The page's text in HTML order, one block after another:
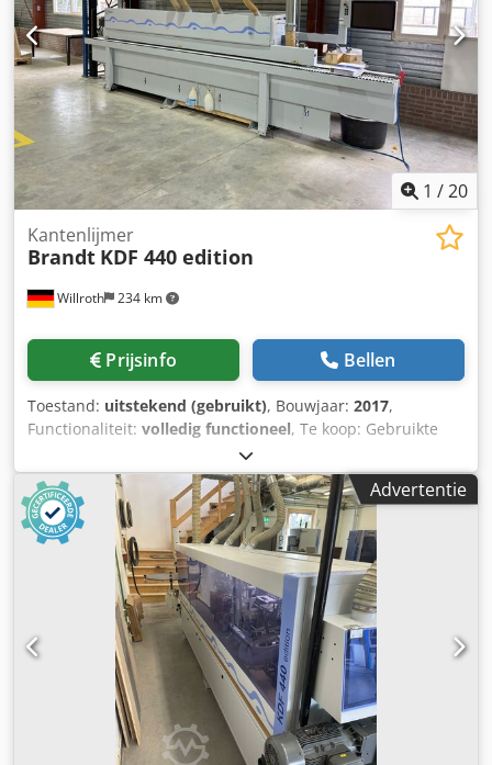
1 /20
Willroth 234 km
Kantenlijmer
Brandt KDF 440 edition
Prijsinfo Bellen
Toestand: uitstekend (gebruikt), Bouwjaar: 2017,
Functionaliteit: volledig functioneel, Te koop: Gebruikte
BRANDT KDF 440 C kantenaanlijmmachine van de HOMAG
Groep. Bouwjaar: 2017 Afschuinfreeseenheid Lijmeenheid
Drukzone Afkorteenheid (2-motorig) Meertraps
freeseenheid Vormfreeseenheid / hoekafronding (1-
motorig) Djdpfxezc D D Dj Amneck Profiel- en vlakschraper
Polijstunit Voeding: 14 m/min EVA & PUR mogelijk
PoweTouch-besturing PU-bovendrukrollen Weinig
bedrijfsuren Beschikbaar vanaf juni 2026 Zeer goede staat.
Advertentie